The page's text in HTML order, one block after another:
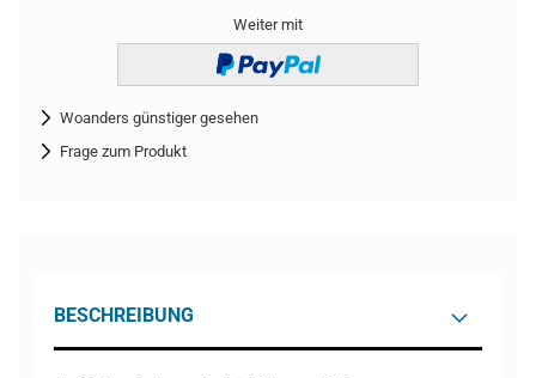
Weiter mit
Woanders günstiger gesehen
Frage zum Produkt
BESCHREIBUNG